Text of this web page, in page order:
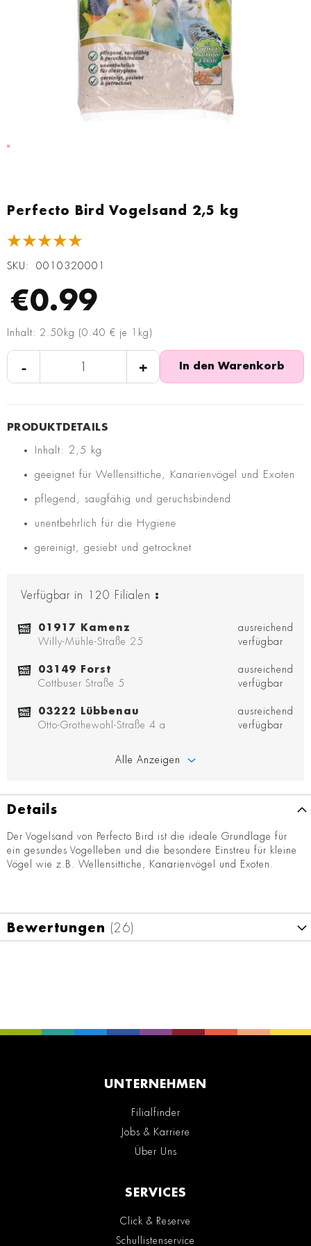
Perfecto Bird Vogelsand 2,5 kg
★★★★★
SKU 0010320001
€0.99
Inhalt: 2.50kg (0.40 € je 1kg)
- + In den Warenkorb
Inhalt: 2,5 kg
geeignet für Wellensittiche, Kanarienvögel und Exoten
pflegend, saugfähig und geruchsbindend
unentbehrlich für die Hygiene
gereinigt, gesiebt und getrocknet
Verfügbar in 120 Filialen :
01917 Kamenz
Willy-Mühle-Straße 25
ausreichend
verfügbar
03149 Forst
Cottbuser Straße 5
ausreichend
verfügbar
03222 Lübbenau
Otto-Grothewohl-Straße 4 a
ausreichend
verfügbar
Alle Anzeigen
Anfang
Bildgalerie
Details
Der Vogelsand von Perfecto Bird ist die ideale Grundlage für
ein gesundes Vogelleben und die besondere Einstreu für kleine
Vögel wie z.B. Wellensittiche, Kanarienvögel und Exoten.
Bewertungen 26
UNTERNEHMEN
Filialfinder
Jobs & Karriere
Über Uns
SERVICES
Click & Reserve
Schullistenservice